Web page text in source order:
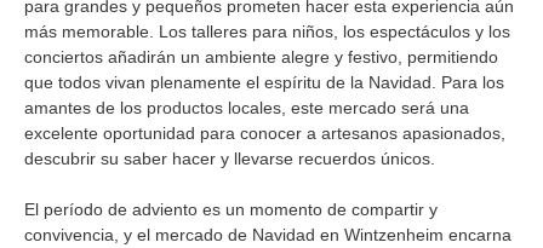
para grandes y pequeños prometen hacer esta experiencia aún
más memorable. Los talleres para niños, los espectáculos y los
conciertos añadirán un ambiente alegre y festivo, permitiendo
que todos vivan plenamente el espíritu de la Navidad. Para los
amantes de los productos locales, este mercado será una
excelente oportunidad para conocer a artesanos apasionados,
descubrir su saber hacer y llevarse recuerdos únicos.
El período de adviento es un momento de compartir y
convivencia, y el mercado de Navidad en Wintzenheim encarna